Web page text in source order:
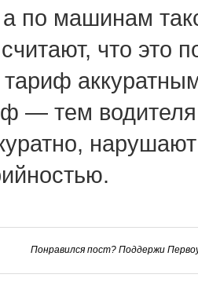
а по машинам
что это
тариф
— тем
Понравился пост? Поддержи